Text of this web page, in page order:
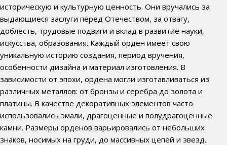
историческую и культурную ценность. Они вручались за
выдающиеся заслуги перед Отечеством, за отвагу,
доблесть, трудовые подвиги и вклад в развитие науки,
искусства, образования. Каждый орден имеет свою
уникальную историю создания, период вручения,
особенности дизайна и материал изготовления. В
зависимости от эпохи, ордена могли изготавливаться из
различных металлов: от бронзы и серебра до золота и
платины. В качестве декоративных элементов часто
использовались эмали, драгоценные и полудрагоценные
камни. Размеры орденов варьировались от небольших
знаков, носимых на груди, до массивных цепей и звезд.